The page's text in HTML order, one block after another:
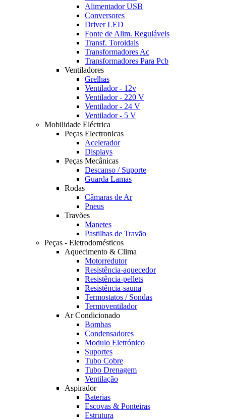
Alimentador USB
Conversores
Driver LED
Fonte de Alim. Reguláveis
Transf. Toroidais
Transformadores Ac
Transformadores Para Pcb
Ventiladores
Grelhas
Ventilador - 12v
Ventilador - 220 V
Ventilador - 24 V
Ventilador - 5 V
Mobilidade Eléctrica
Peças Electronicas
Acelerador
Displays
Peças Mecânicas
Descanso / Suporte
Guarda Lamas
Rodas
Câmaras de Ar
Pneus
Travões
Manetes
Pastilhas de Travão
Peças - Eletrodomésticos
Aquecimento & Clima
Motorredutor
Resistência-aquecedor
Resistência-pellets
Resistência-sauna
Termostatos / Sondas
Termoventilador
Ar Condicionado
Bombas
Condensadores
Modulo Eletrónico
Suportes
Tubo Cobre
Tubo Drenagem
Ventilação
Aspirador
Baterias
Escovas & Ponteiras
Estrutura